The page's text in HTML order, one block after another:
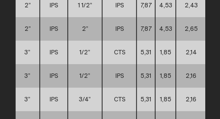
2” IPS 1 1/2” IPS 7,87 4,53 2,43
2” IPS 2” IPS 7,87 4,53 2,65
3” IPS 1/2” CTS 5,31 1,85 2,14
3” IPS 1/2” IPS 5,31 1,85 2,16
3” IPS 3/4” CTS 5,31 1,85 2,16